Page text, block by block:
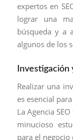
expertos en
lograr una
búsqueda y a
algunos de los
Investigación
Realizar una
es esencial
La Agencia
minucioso
para el